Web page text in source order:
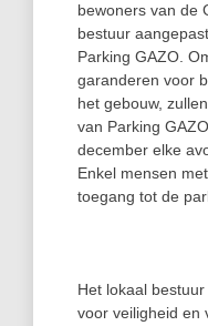
bewoners van de
bestuur
Parking GAZO.
garanderen voor
het gebouw,
van Parking
december elke
Enkel mensen
toegang tot de
Het lokaal
voor veiligheid en